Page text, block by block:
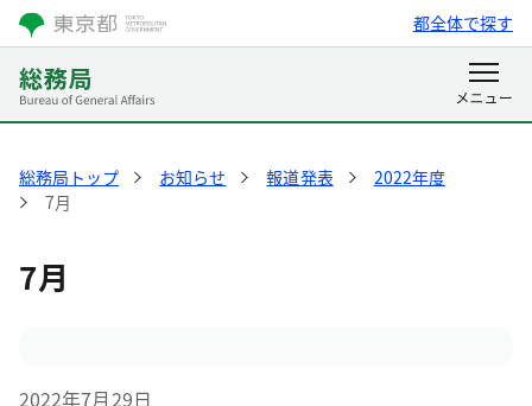
都全体で探す
総務局トップ お知らせ 報道発表
2022年度
7月
7月
2022年7月29日